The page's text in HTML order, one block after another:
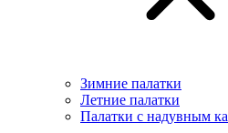
Зимние палатки
Летние палатки
Палатки с надувным